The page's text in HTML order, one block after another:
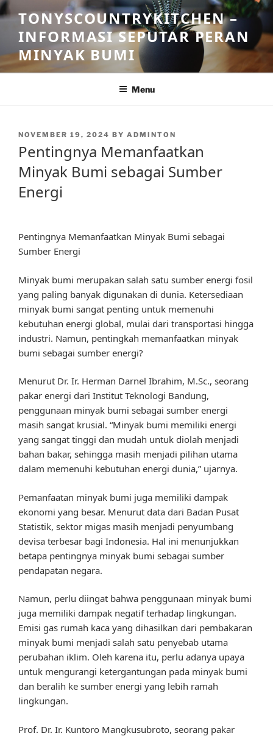
Skip
to
content
TONYSCOUNTRYKITCHEN –
INFORMASI SEPUTAR PERAN
MINYAK BUMI
Menu
POSTED
NOVEMBER 19, 2024 BY ADMINTON
Pentingnya Memanfaatkan
Minyak Bumi sebagai Sumber
Energi
Pentingnya Memanfaatkan Minyak Bumi sebagai
Sumber Energi
Minyak bumi merupakan salah satu sumber energi fosil
yang paling banyak digunakan di dunia. Ketersediaan
minyak bumi sangat penting untuk memenuhi
kebutuhan energi global, mulai dari transportasi hingga
industri. Namun, pentingkah memanfaatkan minyak
bumi sebagai sumber energi?
Menurut Dr. Ir. Herman Darnel Ibrahim, M.Sc., seorang
pakar energi dari Institut Teknologi Bandung,
penggunaan minyak bumi sebagai sumber energi
masih sangat krusial. “Minyak bumi memiliki energi
yang sangat tinggi dan mudah untuk diolah menjadi
bahan bakar, sehingga masih menjadi pilihan utama
dalam memenuhi kebutuhan energi dunia,” ujarnya.
Pemanfaatan minyak bumi juga memiliki dampak
ekonomi yang besar. Menurut data dari Badan Pusat
Statistik, sektor migas masih menjadi penyumbang
devisa terbesar bagi Indonesia. Hal ini menunjukkan
betapa pentingnya minyak bumi sebagai sumber
pendapatan negara.
Namun, perlu diingat bahwa penggunaan minyak bumi
juga memiliki dampak negatif terhadap lingkungan.
Emisi gas rumah kaca yang dihasilkan dari pembakaran
minyak bumi menjadi salah satu penyebab utama
perubahan iklim. Oleh karena itu, perlu adanya upaya
untuk mengurangi ketergantungan pada minyak bumi
dan beralih ke sumber energi yang lebih ramah
lingkungan.
Prof. Dr. Ir. Kuntoro Mangkusubroto, seorang pakar